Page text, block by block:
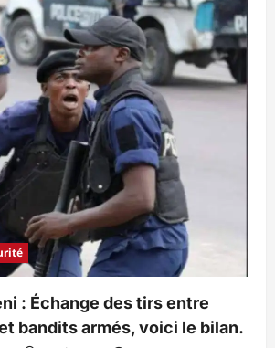
: Échange des tirs entre
bandits armés, voici le bilan.